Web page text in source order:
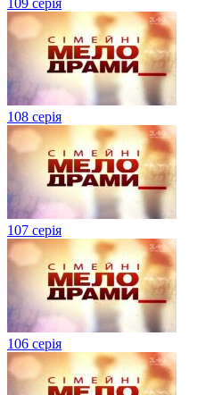
108 серія
107 серія
106 серія